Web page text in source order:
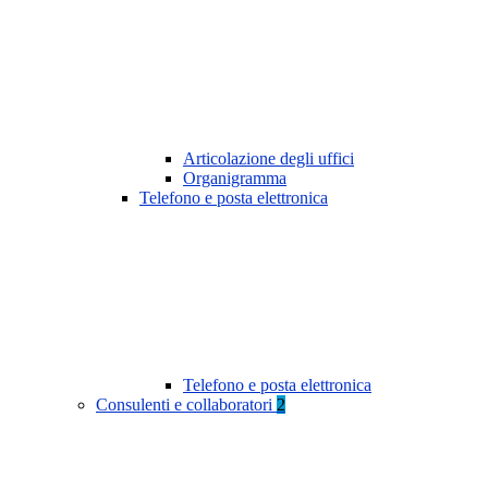
Articolazione degli uffici
Organigramma
Telefono e posta elettronica
Telefono e posta elettronica
Consulenti e collaboratori 2